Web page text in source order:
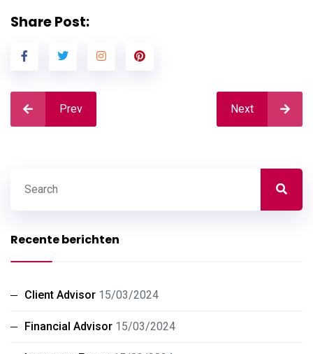
Share Post:
Prev Next
Recente berichten
Client Advisor 15/03/2024
Financial Advisor 15/03/2024